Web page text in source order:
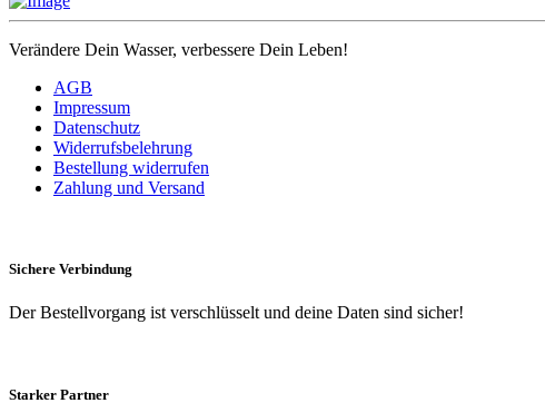
Verändere Dein Wasser, verbessere Dein Leben!
AGB
Impressum
Datenschutz
Widerrufsbelehrung
Bestellung widerrufen
Zahlung und Versand
Sichere Verbindung
Der Bestellvorgang ist verschlüsselt und deine Daten sind sicher!
Starker Partner